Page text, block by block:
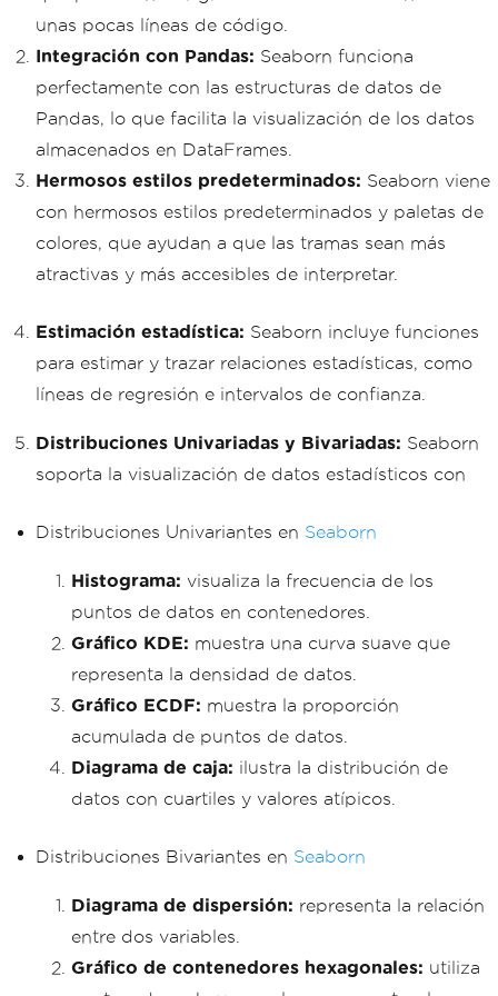
unas pocas líneas de código.
Integración con Pandas: Seaborn funciona
perfectamente con las estructuras de datos de
Pandas, lo que facilita la visualización de los datos
almacenados en DataFrames.
Hermosos estilos predeterminados: Seaborn viene
con hermosos estilos predeterminados y paletas de
colores, que ayudan a que las tramas sean más
atractivas y más accesibles de interpretar.
Estimación estadística: Seaborn incluye funciones
para estimar y trazar relaciones estadísticas, como
líneas de regresión e intervalos de confianza.
Distribuciones Univariadas y Bivariadas: Seaborn
soporta la visualización de datos estadísticos con
Distribuciones Univariantes en Seaborn
Histograma: visualiza la frecuencia de los
puntos de datos en contenedores.
Gráfico KDE: muestra una curva suave que
representa la densidad de datos.
Gráfico ECDF: muestra la proporción
acumulada de puntos de datos.
Diagrama de caja: ilustra la distribución de
datos con cuartiles y valores atípicos.
Distribuciones Bivariantes en Seaborn
Diagrama de dispersión: representa la relación
entre dos variables.
Gráfico de contenedores hexagonales: utiliza